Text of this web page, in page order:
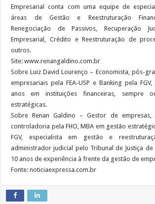
Empresarial conta com uma equipe de
áreas de Gestão e Reestruturação
Renegociação de Passivos, Recuperação
Empresarial, Crédito e Reestruturação de
outros.
Site: www.renangaldino.com.br
Sobre Luiz David Lourenço – Economista, pós-
empresariais pela FEA-USP e Banking pela
anos em instituições financeiras, sempre
estratégicas.
Sobre Renan Galdino – Gestor de empresas,
controladoria pela FHO, MBA em gestão
FGV, especialista em gestão e
administrador judicial pelo Tribunal de Justiça de
10 anos de experiência à frente da gestão de
Fonte: noticiaexpressa.com.br